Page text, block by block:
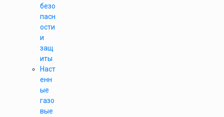
безо
пасн
ости
и
защ
иты
Наст
енн
ые
газо
вые